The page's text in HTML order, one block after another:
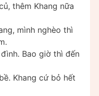
thêm Khang nữa
mình nghèo thì
Bao giờ thì đến
Khang cứ bỏ hết